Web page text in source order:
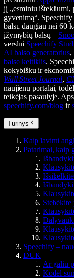
jį „esminiu ištekliumi,
gyvenimą“.
balsų daugiau nei 60
įžymybių balsų –
verslui Speechify
AI balso generatorius,
balso keitiklis.
kokybišku ir
Wall Street Journal,
naujienų portalai,
teikėjas pasaulyje.
speechify.com/blog ir
Turinys
Kaip lavinti
Patarimai, kaip
Stebėkite
Speechify –
DUK
Ar galiu
Kodėl